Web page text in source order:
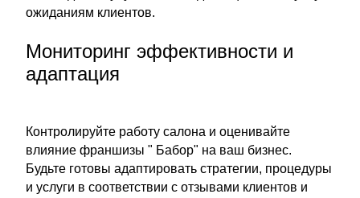
ожиданиям клиентов.
Мониторинг эффективности и
адаптация
Контролируйте работу салона и оценивайте
влияние франшизы " Бабор" на ваш бизнес.
Будьте готовы адаптировать стратегии, процедуры
и услуги в соответствии с отзывами клиентов и